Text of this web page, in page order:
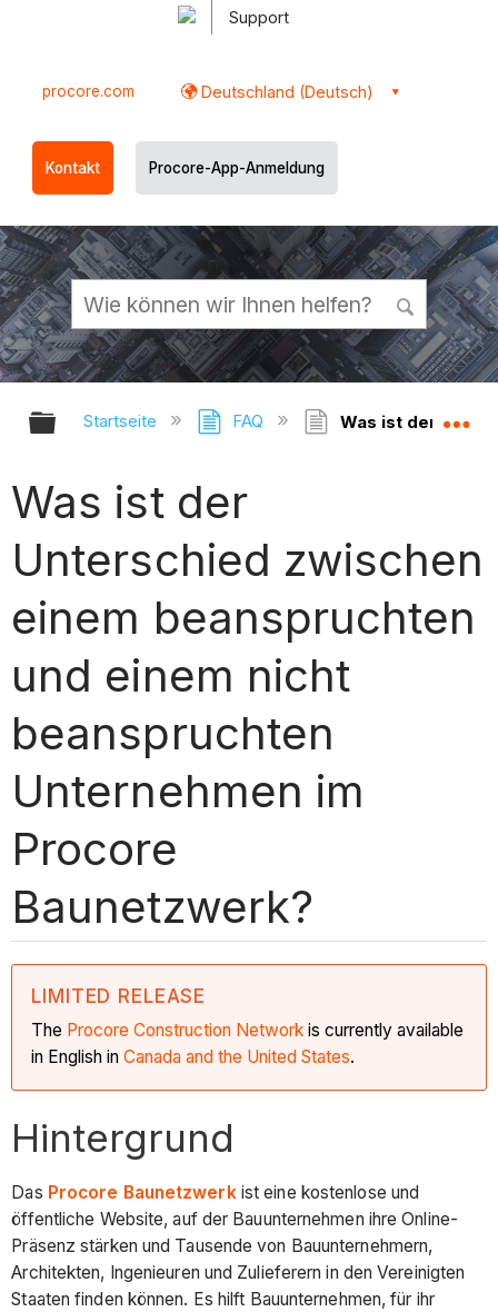
Support
procore.com Deutschland (Deutsch)
Kontakt Procore-App-Anmeldung
Globale Hierarchie auf- und
Startseite FAQ Was ist der
Was ist der
Unterschied zwischen
einem beanspruchten
und einem nicht
beanspruchten
Unternehmen im
Procore
Baunetzwerk?
LIMITED RELEASE
The Procore Construction Network is currently available
in English inCanada and the United States.
Hintergrund
Das Procore Baunetzwerkist eine kostenlose und
öffentliche Website, auf der Bauunternehmen ihre Online-
Präsenz stärken und Tausende von Bauunternehmern,
Architekten, Ingenieuren und Zulieferern in den Vereinigten
Staaten finden können. Es hilft Bauunternehmen, für ihr